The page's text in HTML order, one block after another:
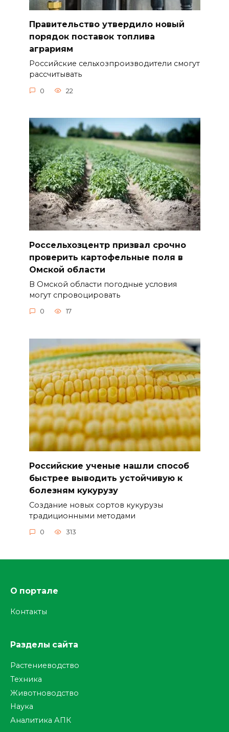
Правительство утвердило новый
порядок поставок топлива
аграриям
Российские сельхозпроизводители смогут
рассчитывать
0 22
Россельхозцентр призвал срочно
проверить картофельные поля в
Омской области
В Омской области погодные условия
могут спровоцировать
0 17
Российские ученые нашли способ
быстрее выводить устойчивую к
болезням кукурузу
Создание новых сортов кукурузы
традиционными методами
0 313
О портале
Контакты
Разделы сайта
Растениеводство
Техника
Животноводство
Наука
Аналитика АПК